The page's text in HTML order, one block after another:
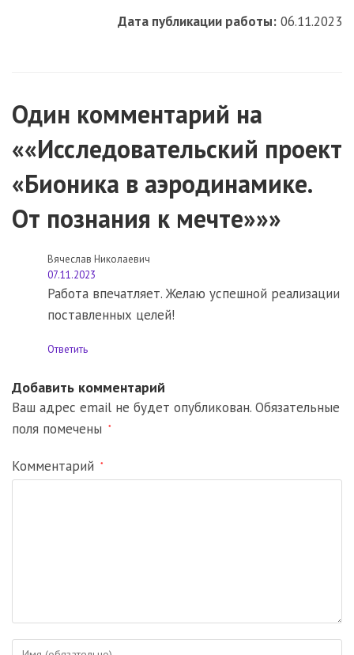
Дата публикации работы: 06.11.2023
Один комментарий на
««Исследовательский проект
«Бионика в аэродинамике.
От познания к мечте»»»
Вячеслав Николаевич
07.11.2023
Работа впечатляет. Желаю успешной реализации
поставленных целей!
Ответить
Добавить комментарий
Ваш адрес email не будет опубликован. Обязательные
поля помечены
*
Комментарий *
Введите